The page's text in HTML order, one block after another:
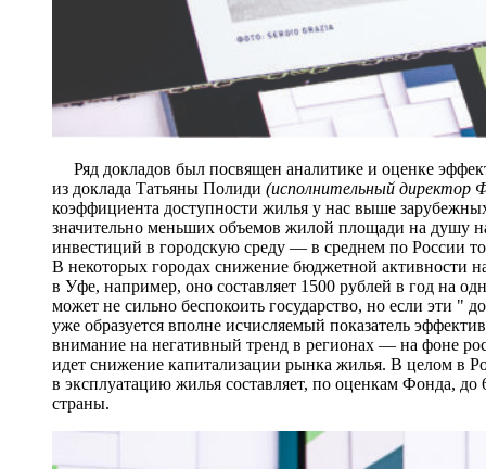
Ряд докладов был посвящен аналитике и оценке
из доклада Татьяны Полиди (исполнительный директор
коэффициента доступности жилья у нас выше
значительно меньших объемов жилой площади на душу
инвестиций в городскую среду — в среднем по России
В некоторых городах снижение бюджетной активности
в Уфе, например, оно составляет 1500 рублей в год на
может не сильно беспокоить государство, но если эти "
уже образуется вполне исчисляемый показатель
внимание на негативный тренд в регионах — на фоне
идет снижение капитализации рынка жилья. В целом в
в эксплуатацию жилья составляет, по оценкам Фонда,
страны.